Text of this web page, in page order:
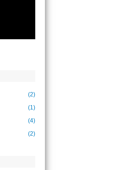
(2)
(1)
(4)
(2)